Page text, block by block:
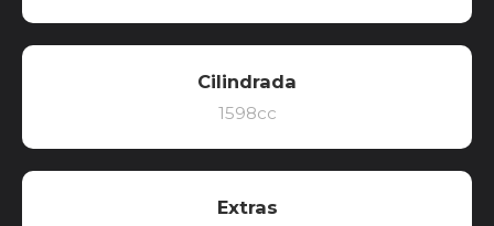
Cilindrada
1598cc
Extras